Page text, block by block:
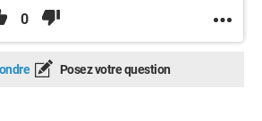
0
Posez votre question